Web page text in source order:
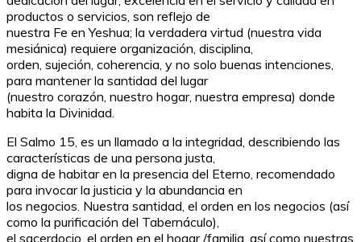
productos o servicios, son reflejo de
nuestra Fe en Yeshua; la verdadera virtud (nuestra vida
mesiánica) requiere organización, disciplina,
orden, sujeción, coherencia, y no solo buenas intenciones,
para mantener la santidad del lugar
(nuestro corazón, nuestro hogar, nuestra empresa) donde
habita la Divinidad.
El Salmo 15, es un llamado a la integridad, describiendo las
características de una persona justa,
digna de habitar en la presencia del Eterno, recomendado
para invocar la justicia y la abundancia en
los negocios. Nuestra santidad, el orden en los negocios (así
como la purificación del Tabernáculo),
el sacerdocio, el orden en el hogar /familia, así como nuestras